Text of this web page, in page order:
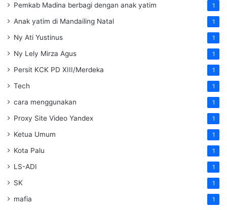
Pemkab Madina berbagi dengan anak yatim 1
Anak yatim di Mandailing Natal 1
Ny Ati Yustinus 1
Ny Lely Mirza Agus 1
Persit KCK PD XIII/Merdeka 1
Tech 1
cara menggunakan 1
Proxy Site Video Yandex 1
Ketua Umum 1
Kota Palu 1
LS-ADI 1
SK 1
mafia 1